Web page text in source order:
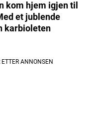
kom hjem igjen til
et jublende
karbioleten